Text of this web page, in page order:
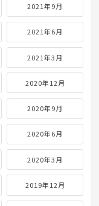
2021年9月
2021年6月
2021年3月
2020年12月
2020年9月
2020年6月
2020年3月
2019年12月